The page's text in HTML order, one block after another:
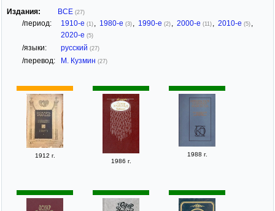
Издания: ВСЕ (27)
/период: 1910-е (1) 1980-е (3) 1990-е (2) 2000-е (11) 2010-е (5)
2020-е (5)
/языки: русский (27)
/перевод: М. Кузмин (27)
1912 г.
1986 г.
1988 г.